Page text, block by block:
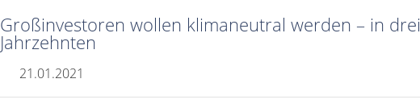
Großinvestoren wollen klimaneutral werden – in drei
Jahrzehnten
21.01.2021